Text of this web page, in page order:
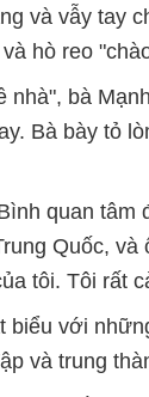
và vẫy tay
hò reo
nhà", bà
Bà bày tỏ
quan tâm
Quốc, và
tôi. Tôi rất
biểu với
và trung